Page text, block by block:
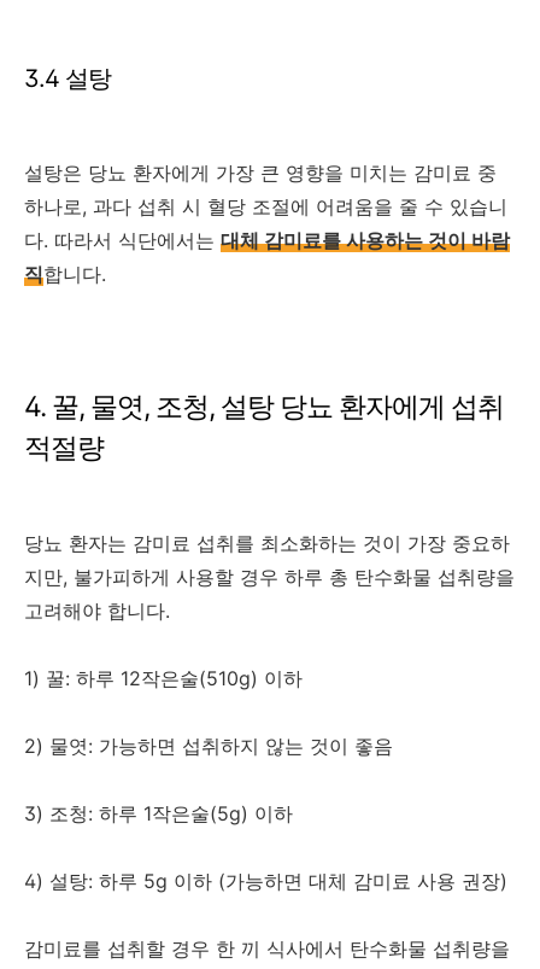
3.4 설탕
설탕은 당뇨 환자에게 가장 큰 영향을 미치는 감미료 중
하나로, 과다 섭취 시 혈당 조절에 어려움을 줄 수 있습니
다. 따라서 식단에서는 대체 감미료를 사용하는 것이 바람
직합니다.
4. 꿀, 물엿, 조청, 설탕 당뇨 환자에게 섭취
적절량
당뇨 환자는 감미료 섭취를 최소화하는 것이 가장 중요하
지만, 불가피하게 사용할 경우 하루 총 탄수화물 섭취량을
고려해야 합니다.
1) 꿀: 하루 12작은술(510g) 이하
2) 물엿: 가능하면 섭취하지 않는 것이 좋음
3) 조청: 하루 1작은술(5g) 이하
4) 설탕: 하루 5g 이하 (가능하면 대체 감미료 사용 권장)
감미료를 섭취할 경우 한 끼 식사에서 탄수화물 섭취량을